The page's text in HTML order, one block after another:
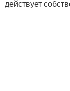
действует